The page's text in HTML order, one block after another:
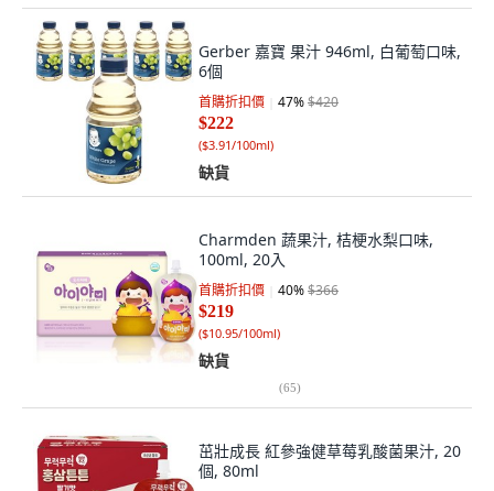
Gerber 嘉寶 果汁 946ml, 白葡萄口味,
6個
首購折扣價 47%$420
$222
($3.91/100ml)
缺貨
Charmden 蔬果汁, 桔梗水梨口味,
100ml, 20入
首購折扣價 40%$366
$219
($10.95/100ml)
缺貨
(65)
茁壯成長 紅參強健草莓乳酸菌果汁, 20
個, 80ml